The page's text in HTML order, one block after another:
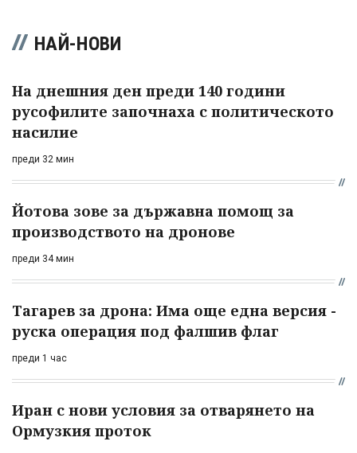
НАЙ-НОВИ
На днешния ден преди 140 години
русофилите започнаха с политическото
насилие
преди 32 мин
Йотова зове за държавна помощ за
производството на дронове
преди 34 мин
Тагарев за дрона: Има още една версия -
руска операция под фалшив флаг
преди 1 час
Иран с нови условия за отварянето на
Ормузкия проток